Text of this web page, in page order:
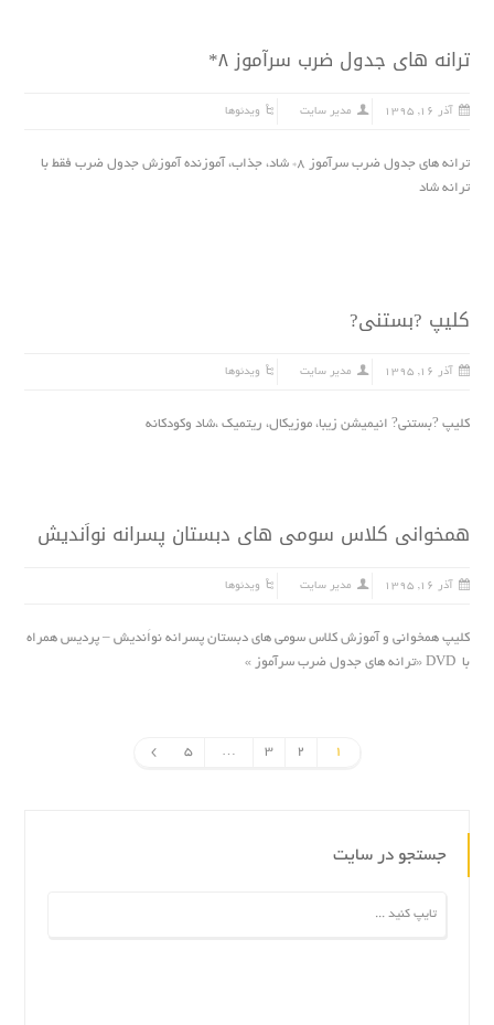
ترانه هاى جدول ضرب سرآموز ۸*
آذر ۱۶, ۱۳۹۵ مدیر سایت ویدئوها
ترانه هاى جدول ضرب سرآموز ۸* شاد، جذاب، آموزنده آموزش جدول ضرب فقط با
ترانه شاد
کلیپ ?بستنی?
آذر ۱۶, ۱۳۹۵ مدیر سایت ویدئوها
کلیپ ?بستنی? انیمیشن زیبا، موزیکال، ریتمیک ،شاد وکودکانه
همخوانی کلاس سومی های دبستان پسرانه نواَندیش
آذر ۱۶, ۱۳۹۵ مدیر سایت ویدئوها
کلیپ همخوانی و آموزش کلاس سومی های دبستان پسرانه نواَندیش – پردیس همراه
با DVD «ترانه هاى جدول ضرب سرآموز »
1
2
3
…
5
جستجو در سایت